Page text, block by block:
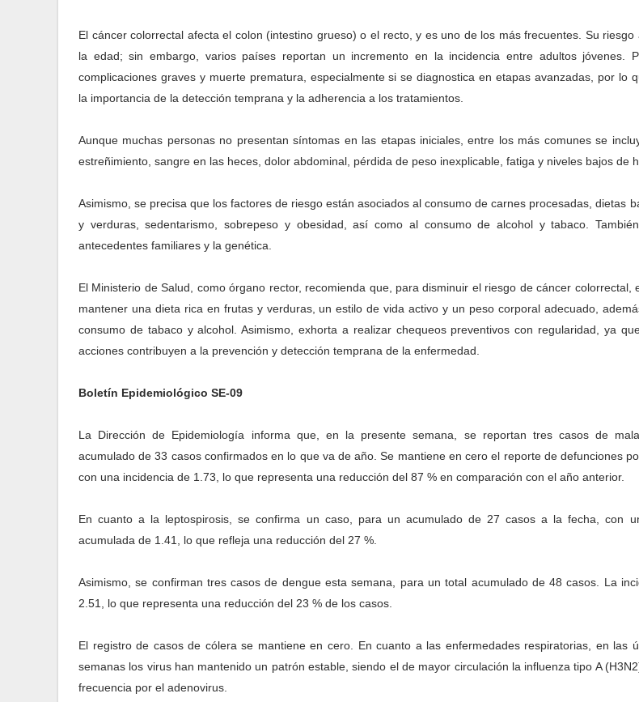
El cáncer colorrectal afecta el colon (intestino grueso) o el recto, y es uno de los más frecuentes. Su riesgo
la edad; sin embargo, varios países reportan un incremento en la incidencia entre adultos jóvenes.
complicaciones graves y muerte prematura, especialmente si se diagnostica en etapas avanzadas, por lo
la importancia de la detección temprana y la adherencia a los tratamientos.
Aunque muchas personas no presentan síntomas en las etapas iniciales, entre los más comunes se
estreñimiento, sangre en las heces, dolor abdominal, pérdida de peso inexplicable, fatiga y niveles bajos de
Asimismo, se precisa que los factores de riesgo están asociados al consumo de carnes procesadas, dietas
y verduras, sedentarismo, sobrepeso y obesidad, así como al consumo de alcohol y tabaco.
antecedentes familiares y la genética.
El Ministerio de Salud, como órgano rector, recomienda que, para disminuir el riesgo de cáncer colorrectal,
mantener una dieta rica en frutas y verduras, un estilo de vida activo y un peso corporal adecuado,
consumo de tabaco y alcohol. Asimismo, exhorta a realizar chequeos preventivos con regularidad, ya
acciones contribuyen a la prevención y detección temprana de la enfermedad.
Boletín Epidemiológico SE-09
La Dirección de Epidemiología informa que, en la presente semana, se reportan tres casos de
acumulado de 33 casos confirmados en lo que va de año. Se mantiene en cero el reporte de defunciones
con una incidencia de 1.73, lo que representa una reducción del 87 % en comparación con el año anterior.
En cuanto a la leptospirosis, se confirma un caso, para un acumulado de 27 casos a la fecha, con
acumulada de 1.41, lo que refleja una reducción del 27 %.
Asimismo, se confirman tres casos de dengue esta semana, para un total acumulado de 48 casos. La
2.51, lo que representa una reducción del 23 % de los casos.
El registro de casos de cólera se mantiene en cero. En cuanto a las enfermedades respiratorias, en las
semanas los virus han mantenido un patrón estable, siendo el de mayor circulación la influenza tipo A
frecuencia por el adenovirus.